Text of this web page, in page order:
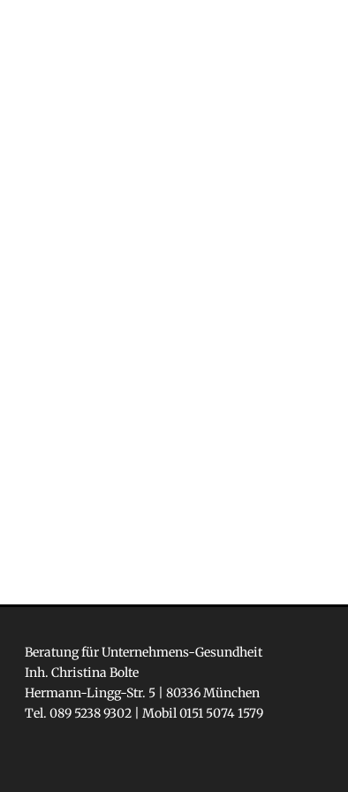
Beratung für Unternehmens-Gesundheit
Inh. Christina Bolte
Hermann-Lingg-Str. 5 | 80336 München
Tel. 089 5238 9302 | Mobil 0151 5074 1579